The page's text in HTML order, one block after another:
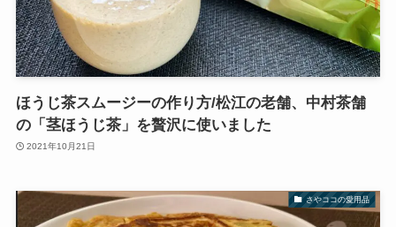
ほうじ茶スムージーの作り方/松江の老舗、中村茶舗
の「茎ほうじ茶」を贅沢に使いました
2021年10月21日
さやココの愛用品